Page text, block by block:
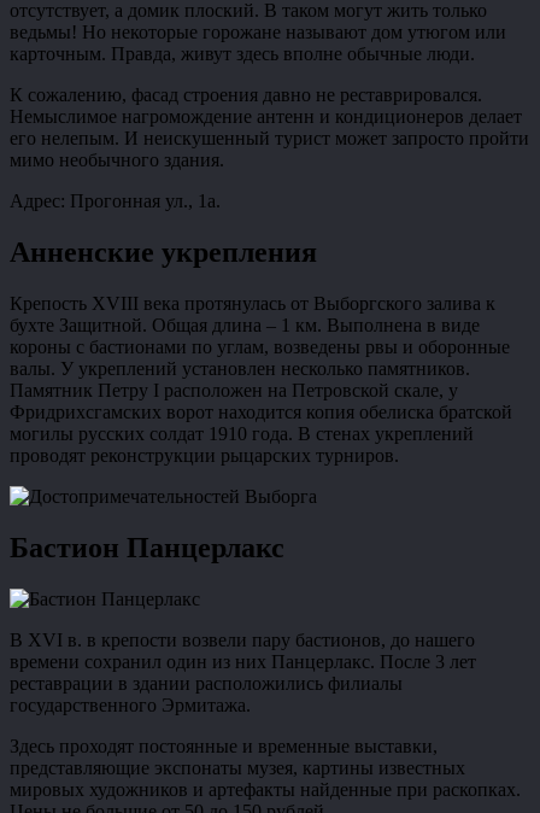
отсутствует, а домик плоский. В таком могут жить только
ведьмы! Но некоторые горожане называют дом утюгом или
карточным. Правда, живут здесь вполне обычные люди.
К сожалению, фасад строения давно не реставрировался.
Немыслимое нагромождение антенн и кондиционеров делает
его нелепым. И неискушенный турист может запросто пройти
мимо необычного здания.
Адрес: Прогонная ул., 1а.
Анненские укрепления
Крепость XVIII века протянулась от Выборгского залива к
бухте Защитной. Общая длина – 1 км. Выполнена в виде
короны с бастионами по углам, возведены рвы и оборонные
валы. У укреплений установлен несколько памятников.
Памятник Петру I расположен на Петровской скале, у
Фридрихсгамских ворот находится копия обелиска братской
могилы русских солдат 1910 года. В стенах укреплений
проводят реконструкции рыцарских турниров.
Бастион Панцерлакс
В XVI в. в крепости возвели пару бастионов, до нашего
времени сохранил один из них Панцерлакс. После 3 лет
реставрации в здании расположились филиалы
государственного Эрмитажа.
Здесь проходят постоянные и временные выставки,
представляющие экспонаты музея, картины известных
мировых художников и артефакты найденные при раскопках.